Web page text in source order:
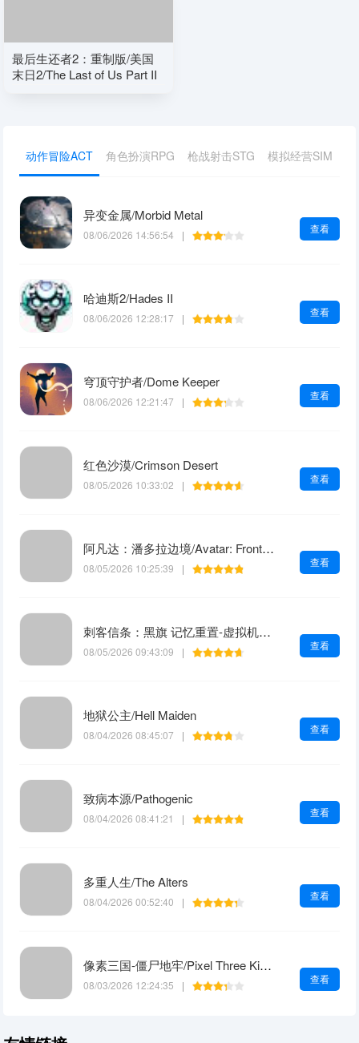
最后生还者2：重制版/美国
末日2/The Last of Us Part II
动作冒险ACT 角色扮演RPG 枪战射击STG 模拟经营SIM
异变金属/Morbid Metal
08/06/2026 14:56:54 | 查看
哈迪斯2/Hades II
08/06/2026 12:28:17 | 查看
穹顶守护者/Dome Keeper
08/06/2026 12:21:47 | 查看
红色沙漠/Crimson Desert
08/05/2026 10:33:02 | 查看
阿凡达：潘多拉边境/Avatar: Frontiers of Pandora
08/05/2026 10:25:39 | 查看
刺客信条：黑旗 记忆重置-虚拟机版/Assassin's Creed Black Flag Resynced HYPERVISOR
08/05/2026 09:43:09 | 查看
地狱公主/Hell Maiden
08/04/2026 08:45:07 | 查看
致病本源/Pathogenic
08/04/2026 08:41:21 | 查看
多重人生/The Alters
08/04/2026 00:52:40 | 查看
像素三国-僵尸地牢/Pixel Three Kingdoms: Zombie Dungeon
08/03/2026 12:24:35 | 查看